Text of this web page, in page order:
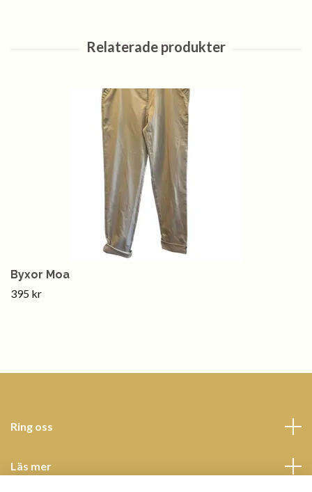
Byxor Moa
395 kr
Ring oss
Läs mer